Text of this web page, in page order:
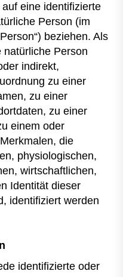
eine identifizierte
Person (im
beziehen. Als
natürliche Person
indirekt,
zu einer
zu einer
zu einer
einem oder
die
physiologischen,
wirtschaftlichen,
Identität dieser
identifiziert werden
identifizierte oder